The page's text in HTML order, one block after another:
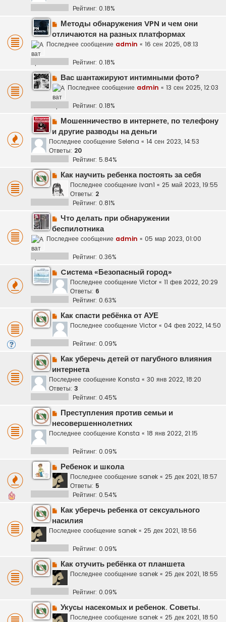
Рейтинг: 0.18%
Методы обнаружения VPN и чем они
отличаются на разных платформах
Последнее сообщение admin « 16 сен 2025, 08:13
Рейтинг: 0.18%
Вас шантажируют интимными фото?
Последнее сообщение admin « 13 сен 2025, 12:03
Рейтинг: 0.18%
Мошенничество в интернете, по телефону
и другие разводы на деньги
Последнее сообщение Selena « 14 сен 2023, 14:53
Ответы: 20
Рейтинг: 5.84%
Как научить ребенка постоять за себя
Последнее сообщение ivan1 « 25 май 2023, 19:55
Ответы: 2
Рейтинг: 0.81%
Что делать при обнаружении
беспилотника
Последнее сообщение admin « 05 мар 2023, 01:00
Рейтинг: 0.36%
Cистема «Безопасный город»
Последнее сообщение Victor « 11 фев 2022, 20:29
Ответы: 6
Рейтинг: 0.63%
Как спасти ребёнка от АУЕ
Последнее сообщение Victor « 04 фев 2022, 14:50
Рейтинг: 0.09%
Как уберечь детей от пагубного влияния
интернета
Последнее сообщение Konsta « 30 янв 2022, 18:20
Ответы: 3
Рейтинг: 0.45%
Преступления против семьи и
несовершеннолетних
Последнее сообщение Konsta « 18 янв 2022, 21:15
Рейтинг: 0.09%
Ребенок и школа
Последнее сообщение sanek « 25 дек 2021, 18:57
Ответы: 5
Рейтинг: 0.54%
Как уберечь ребенка от сексуального
насилия
Последнее сообщение sanek « 25 дек 2021, 18:56
Рейтинг: 0.09%
Как отучить ребёнка от планшета
Последнее сообщение sanek « 25 дек 2021, 18:55
Рейтинг: 0.09%
Укусы насекомых и ребенок. Советы.
Последнее сообщение sanek « 25 дек 2021, 18:50